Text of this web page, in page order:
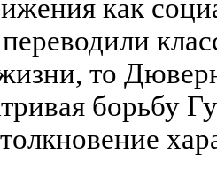
как
то
борьбу